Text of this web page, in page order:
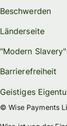
Beschwerden
Länderseite
"Modern
Barrierefreiheit
Geistiges
© Wise Payments